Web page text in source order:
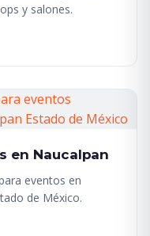
y salones.
en Naucalpan
eventos en
de México.